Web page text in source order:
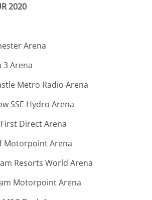
2020
Arena
3 Arena
Metro Radio Arena
SSE Hydro Arena
Direct Arena
Motorpoint Arena
Resorts World Arena
Motorpoint Arena